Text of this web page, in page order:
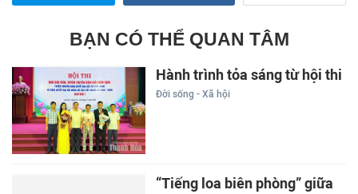
BẠN CÓ THỂ QUAN TÂM
Hành trình tỏa sáng từ hội thi
Đời sống - Xã hội
“Tiếng loa biên phòng” giữa